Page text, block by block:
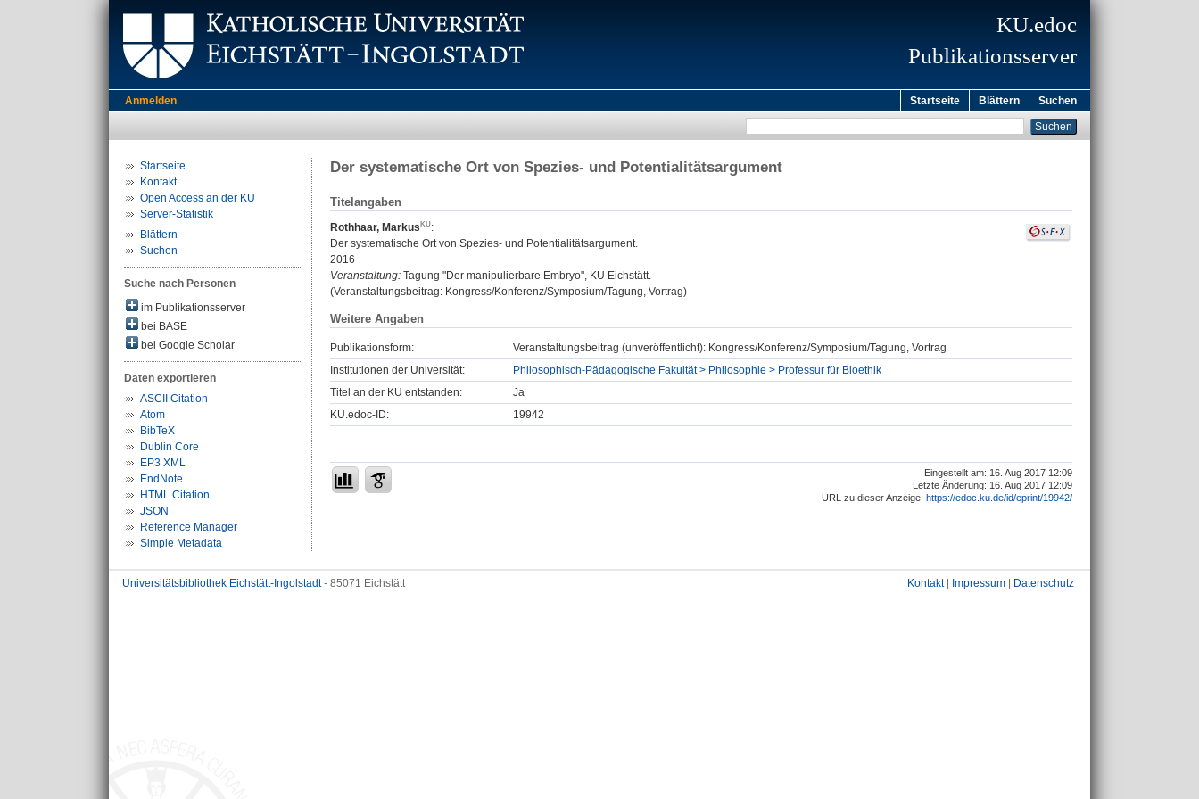
KU.edoc
Publikationsserver
Anmelden Startseite Blättern Suchen
Startseite
Kontakt
Open Access an der KU
Server-Statistik
Blättern
Suchen
Suche nach Personen
im Publikationsserver
bei BASE
bei Google Scholar
Daten exportieren
ASCII Citation
Atom
BibTeX
Dublin Core
EP3 XML
EndNote
HTML Citation
JSON
Reference Manager
Simple Metadata
Der systematische Ort von Spezies- und Potentialitätsargument
Titelangaben
Rothhaar, Markus
:
Der systematische Ort von Spezies- und Potentialitätsargument.
2016
Veranstaltung: Tagung "Der manipulierbare Embryo", KU Eichstätt.
(Veranstaltungsbeitrag: Kongress/Konferenz/Symposium/Tagung, Vortrag)
Weitere Angaben
Publikationsform:
Veranstaltungsbeitrag (unveröffentlicht): Kongress/Konferenz/Symposium/Tagung, Vortrag
Institutionen der Universität:
Philosophisch-Pädagogische Fakultät > Philosophie > Professur für Bioethik
Titel an der KU entstanden:
Ja
KU.edoc-ID:
19942
Eingestellt am: 16. Aug 2017 12:09
Letzte Änderung: 16. Aug 2017 12:09
URL zu dieser Anzeige: https://edoc.ku.de/id/eprint/19942/
Universitätsbibliothek Eichstätt-Ingolstadt- 85071 Eichstätt Kontakt| Impressum Datenschutz